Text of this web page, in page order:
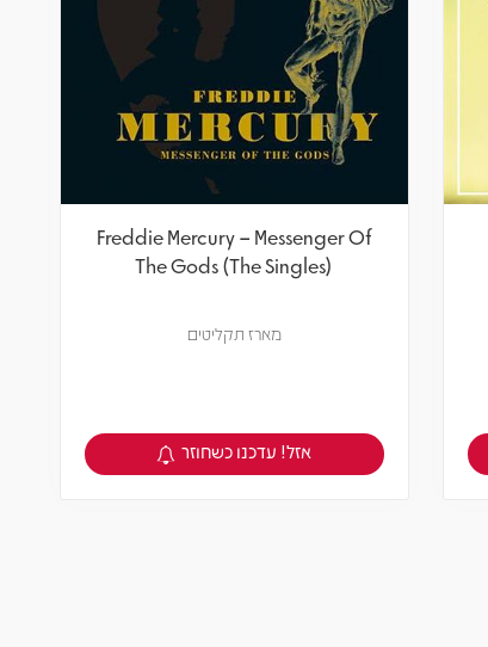
Freddie Mercury – Messenger Of
The Gods (The Singles)
מארז תקליטים
צפיה במוצר
אזל! עדכנו כשחוזר